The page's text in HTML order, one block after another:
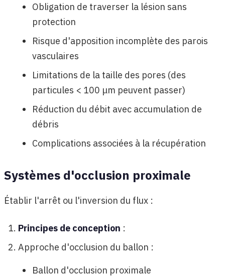
Obligation de traverser la lésion sans
protection
Risque d'apposition incomplète des parois
vasculaires
Limitations de la taille des pores (des
particules < 100 μm peuvent passer)
Réduction du débit avec accumulation de
débris
Complications associées à la récupération
Systèmes d'occlusion proximale
Établir l'arrêt ou l'inversion du flux :
Principes de conception :
Approche d'occlusion du ballon :
Ballon d'occlusion proximale